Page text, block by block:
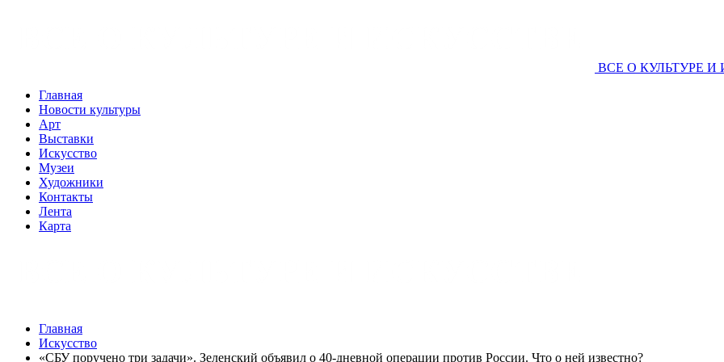
ВСЕ О КУЛЬТУРЕ И
Главная
Новости культуры
Арт
Выставки
Искусство
Музеи
Художники
Контакты
Лента
Карта
Главная
Искусство
«СБУ поручено три задачи». Зеленский объявил о 40-дневной операции против России. Что о ней известно?